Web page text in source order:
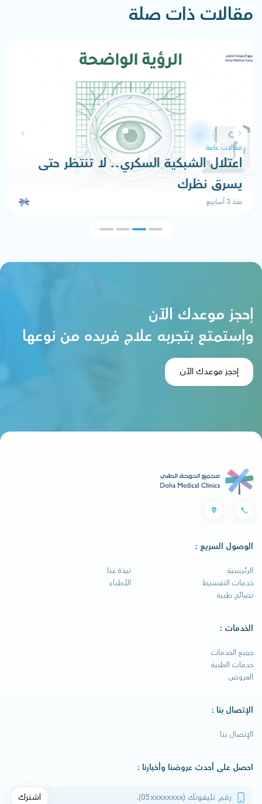
مقالات ذات صلة
مقالات عامة
اعتلال الشبكية السكري.. لا تنتظر حتى
يسرق نظرك
منذ 3 أسابيع
إحجز موعدك الآن
وإستمتع بتجربه علاج فريده من نوعها
إحجز موعدك الآن
الوصول السريع :
الرئيسية
نبذة عنا
خدمات التقسيط
الأطباء
نصائح طبية
الخدمات :
جميع الخدمات
خدمات الطبية
العروض
الإتصال بنا :
الإتصال بنا
احصل على أحدث عروضنا وأخبارنا :
رقم تليفونك
اشترك